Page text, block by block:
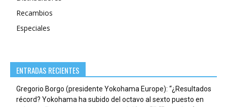
Recambios
Especiales
ENTRADAS RECIENTES
Gregorio Borgo (presidente Yokohama Europe): “¿Resultados
récord? Yokohama ha subido del octavo al sexto puesto en